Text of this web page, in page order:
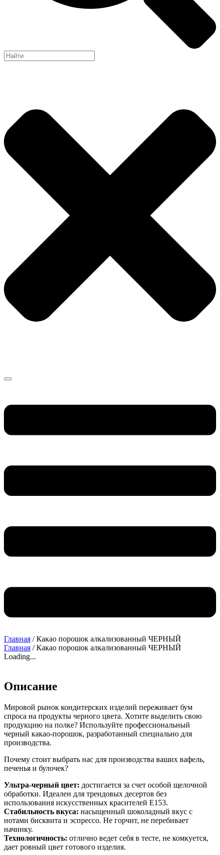
Главная / Какао порошок алкализованный ЧЕРНЫЙ
Главная / Какао порошок алкализованный ЧЕРНЫЙ
Loading...
Описание
Мировой рынок кондитерских изделий переживает бум
спроса на продукты черного цвета. Хотите выделить свою
продукцию на полке? Используйте профессиональный
черный какао-порошок, разработанный специально для
производства.
Почему стоит выбрать нас для производства ваших вафель,
печенья и булочек?
Ультра-черный цвет: достигается за счет особой щелочной
обработки. Идеален для трендовых десертов без
использования искусственных красителей Е153.
Стабильность вкуса: насыщенный шоколадный вкус с
нотами бисквита и эспрессо. Не горчит, не перебивает
начинку.
Технологичность: отлично ведет себя в тесте, не комкуется,
дает ровный цвет готового изделия.